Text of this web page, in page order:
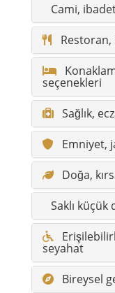
Cami,
Restoran,
seçenekleri
Sağlık,
Emniyet,
Doğa,
Saklı
seyahat
Bireysel